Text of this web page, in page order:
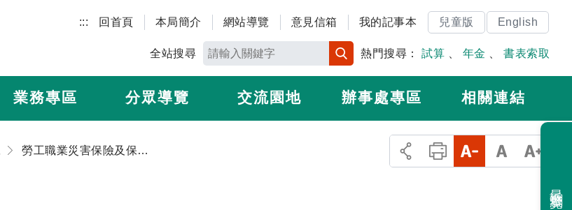
::: 回首頁 本局簡介 網站導覽 意見信箱 我的記事本 兒童版 English
全站搜尋 熱門搜尋： 試算 年金 書表索取
業務專區 分眾導覽 交流園地 辦事處專區 相關連結
勞工職業災害保險及保護法第十條規定參加保險辦法